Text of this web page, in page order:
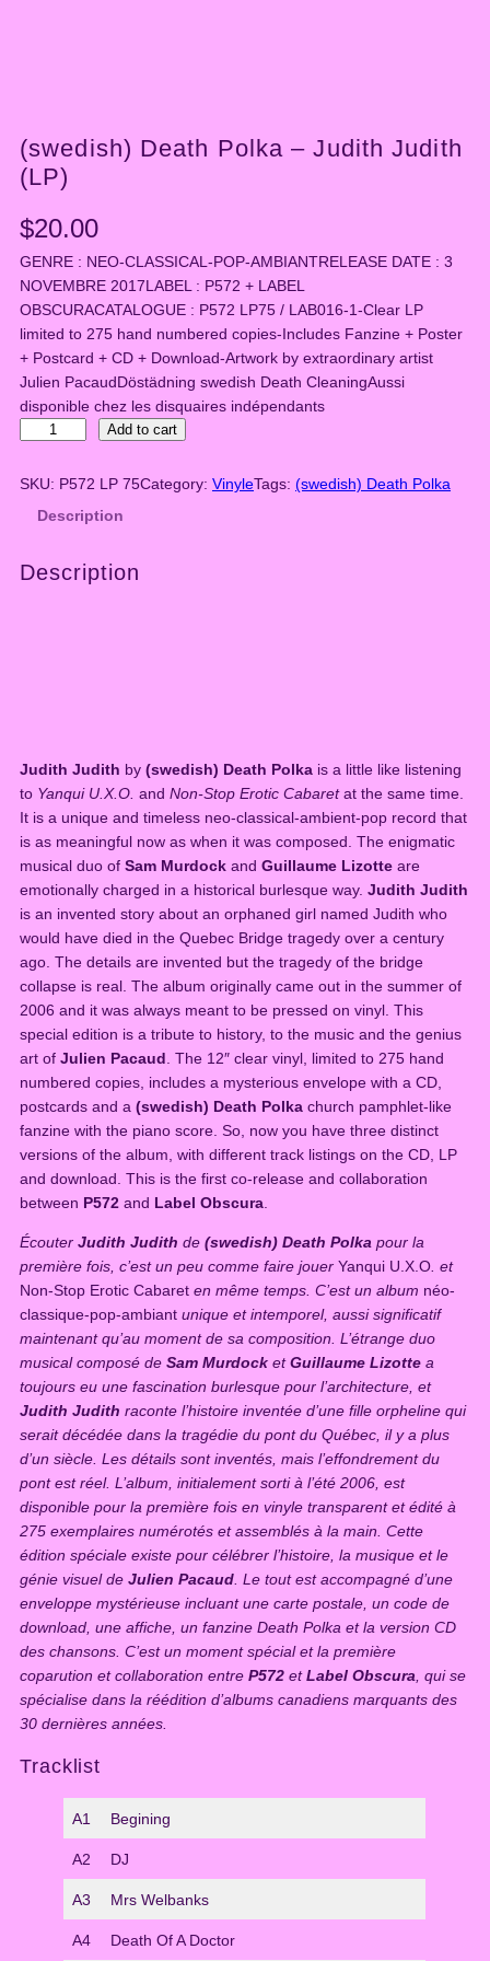
(swedish) Death Polka – Judith Judith
(LP)
$20.00
GENRE : NEO-CLASSICAL-POP-AMBIANTRELEASE DATE : 3
NOVEMBRE 2017LABEL : P572 + LABEL
OBSCURACATALOGUE : P572 LP75 / LAB016-1-Clear LP
limited to 275 hand numbered copies-Includes Fanzine + Poster
+ Postcard + CD + Download-Artwork by extraordinary artist
Julien PacaudDöstädning swedish Death CleaningAussi
disponible chez les disquaires indépendants
w
P
o
l
k
a
–
J
u
d
i
t
h
J
u
d
i
t
h
(
P
)
q
u
a
n
t
i
t
y
Add to cart
SKU: P572 LP 75Category: VinyleTags: (swedish) Death Polka
Description
Description
Judith Judith by (swedish) Death Polka is a little like listening
to Yanqui U.X.O. and Non-Stop Erotic Cabaretat the same time.
It is a unique and timeless neo-classical-ambient-pop record that
is as meaningful now as when it was composed. The enigmatic
musical duo of Sam Murdock and Guillaume Lizotte are
emotionally charged in a historical burlesque way. Judith Judith
is an invented story about an orphaned girl named Judith who
would have died in the Quebec Bridge tragedy over a century
ago. The details are invented but the tragedy of the bridge
collapse is real. The album originally came out in the summer of
2006 and it was always meant to be pressed on vinyl. This
special edition is a tribute to history, to the music and the genius
art of Julien Pacaud . The 12″ clear vinyl, limited to 275 hand
numbered copies, includes a mysterious envelope with a CD,
postcards and a (swedish) Death Polka church pamphlet-like
fanzine with the piano score. So, now you have three distinct
versions of the album, with different track listings on the CD, LP
and download. This is the first co-release and collaboration
between P572 and Label Obscura
Écouter Judith Judith de (swedish) Death Polka pour la
première fois, c’est un peu comme faire jouer Yanqui U.X.O . et
Non-Stop Erotic Cabaret en même temps. C’est un album néo-
classique-pop-ambiant unique et intemporel, aussi significatif
maintenant qu’au moment de sa composition. L’étrange duo
musical composé de Sam Murdock etGuillaume Lizotte a
toujours eu une fascination burlesque pour l’architecture, et
Judith Judith raconte l’histoire inventée d’une fille orpheline qui
serait décédée dans la tragédie du pont du Québec, il y a plus
d’un siècle. Les détails sont inventés, mais l’effondrement du
pont est réel. L’album, initialement sorti à l’été 2006, est
disponible pour la première fois en vinyle transparent et édité à
275 exemplaires numérotés et assemblés à la main. Cette
édition spéciale existe pour célébrer l’histoire, la musique et le
génie visuel de Julien Pacaud . Le tout est accompagné d’une
enveloppe mystérieuse incluant une carte postale, un code de
download, une affiche, un fanzine Death Polka et la version CD
des chansons. C’est un moment spécial et la première
coparution et collaboration entre P572 etLabel Obscura , qui se
spécialise dans la réédition d’albums canadiens marquants des
30 dernières années.
Tracklist
A1 Begining
A2 DJ
A3 Mrs Welbanks
A4 Death Of A Doctor